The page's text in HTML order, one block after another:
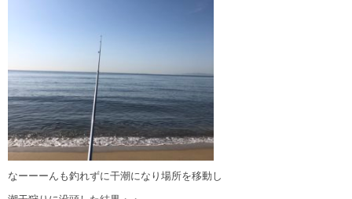
なーーーんも釣れずに干潮になり場所を移動し